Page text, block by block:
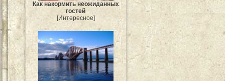
Как накормить неожиданных
гостей
[Интересное]